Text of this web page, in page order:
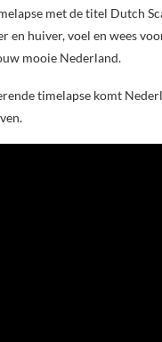
met de titel Dutch
en huiver, voel en wees
mooie Nederland.
timelapse komt